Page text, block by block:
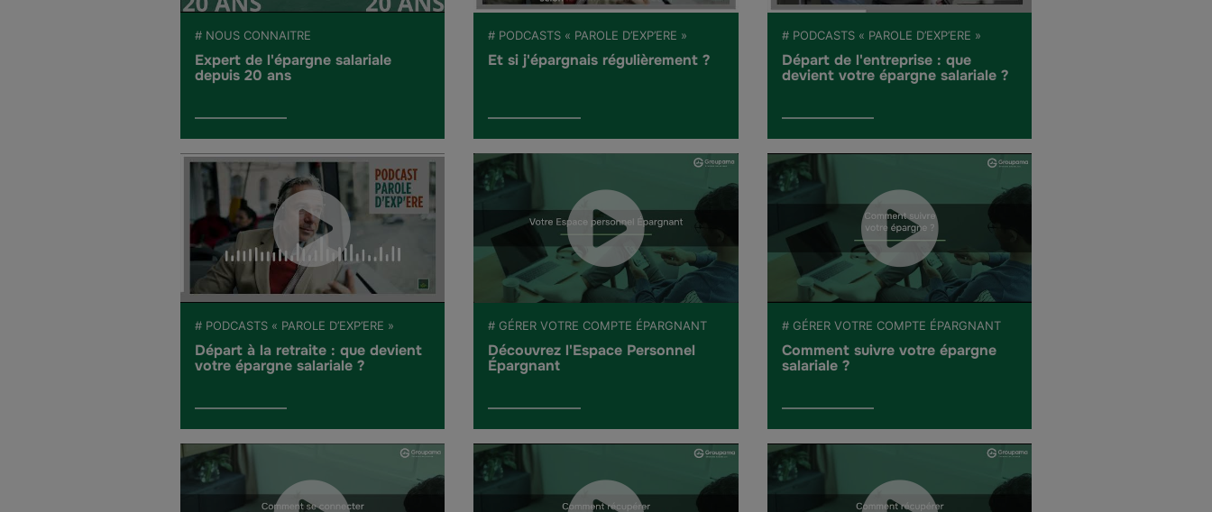
# NOUS CONNAITRE
Expert de l'épargne salariale
depuis 20 ans
# PODCASTS « PAROLE D’EXP’ERE »
Et si j'épargnais régulièrement ?
# PODCASTS « PAROLE D’EXP’ERE »
Départ de l'entreprise : que
devient votre épargne salariale ?
# PODCASTS « PAROLE D’EXP’ERE »
Départ à la retraite : que devient
votre épargne salariale ?
# GÉRER VOTRE COMPTE ÉPARGNANT
Découvrez l'Espace Personnel
Épargnant
# GÉRER VOTRE COMPTE ÉPARGNANT
Comment suivre votre épargne
salariale ?